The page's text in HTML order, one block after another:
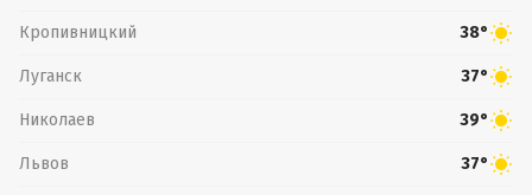
Кропивницкий 38°
Луганск 37°
Николаев 39°
Львов 37°